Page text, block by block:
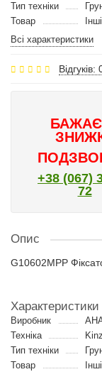
Тип техніки
Товар
Інші
Всі характеристики
Відгуків:
+38 (067)
72
Опис
G10602MPP
Характеристики
Виробник
Техніка
Тип техніки
Товар
Інші